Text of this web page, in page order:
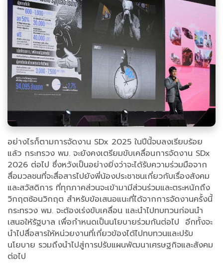
อย่างไรก็ตามการจัดงาน SDx 2025 ในปีนี้จบลงเรียบร้อย
แล้ว กระทรวง พม. จะยังคงเตรียมขับเคลื่อนการจัดงาน SDx
2026 ต่อไป ซึ่งหวังเป็นอย่างยิ่งว่าจะได้รับความร่วมมือจาก
สื่อมวลชนที่จะสื่อสารไปยังพี่น้องประชาชนเกี่ยวกับเรื่องสังคม
และสวัสดิการ ที่ทุกภาคส่วนจะเข้ามามีส่วนร่วมและตระหนักถึง
วิกฤตซ้อนวิกฤต สำหรับข้อเสนอแนะที่ได้จากการจัดงานครั้งนี้
กระทรวง พม. จะต้องเร่งขับเคลื่อน และนำไปทบทวนก่อนนำ
เสนอให้รัฐบาล เพื่อกำหนดเป็นนโยบายร่วมกันต่อไป อีกทั้งจะ
นำไปสื่อสารให้หน่วยงานที่เกี่ยวข้องได้ไปทบทวนและปรับ
นโยบาย รวมถึงนำไปสู่การปรับแผนพัฒนาเศรษฐกิจและสังคม
ต่อไป